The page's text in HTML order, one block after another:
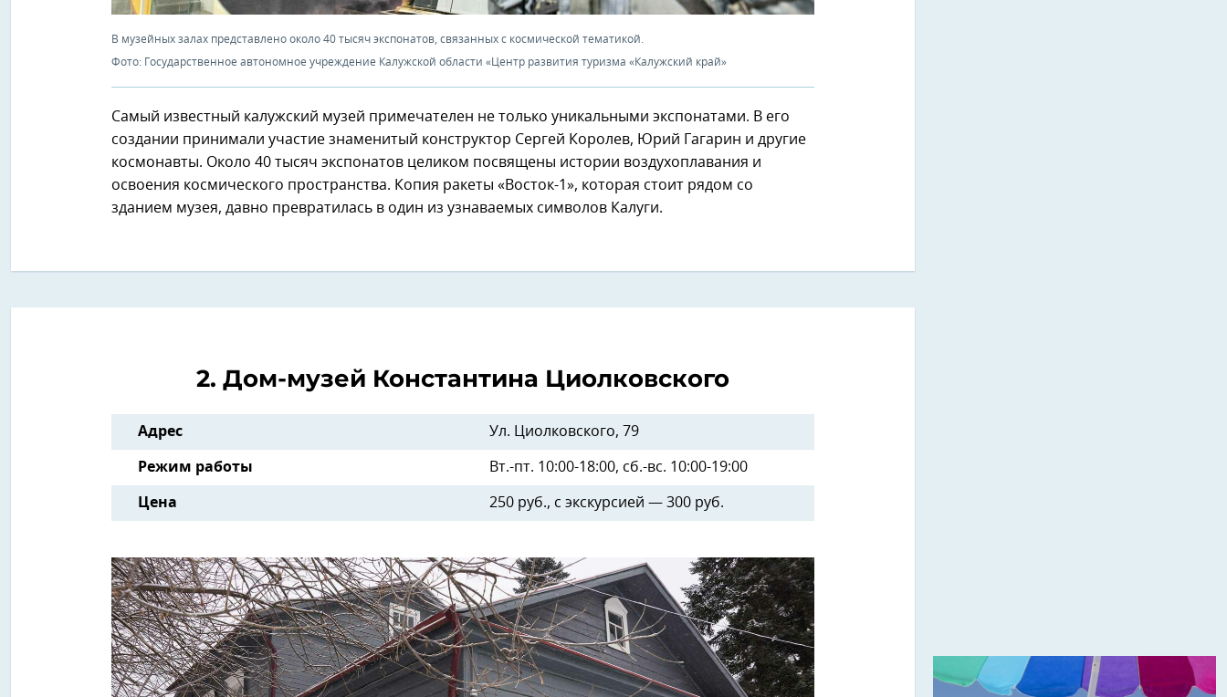
В музейных залах представлено около 40 тысяч экспонатов, связанных с космической тематикой.
Фото: Государственное автономное учреждение Калужской области «Центр развития туризма «Калужский край»
Самый известный калужский музей примечателен не только уникальными экспонатами. В его
создании принимали участие знаменитый конструктор Сергей Королев, Юрий Гагарин и другие
космонавты. Около 40 тысяч экспонатов целиком посвящены истории воздухоплавания и
освоения космического пространства. Копия ракеты «Восток-1», которая стоит рядом со
зданием музея, давно превратилась в один из узнаваемых символов Калуги.
2. Дом-музей Константина Циолковского
Адрес Ул. Циолковского, 79
Режим работы Вт.-пт. 10:00-18:00, сб.-вс. 10:00-19:00
Цена 250 руб., с экскурсией — 300 руб.